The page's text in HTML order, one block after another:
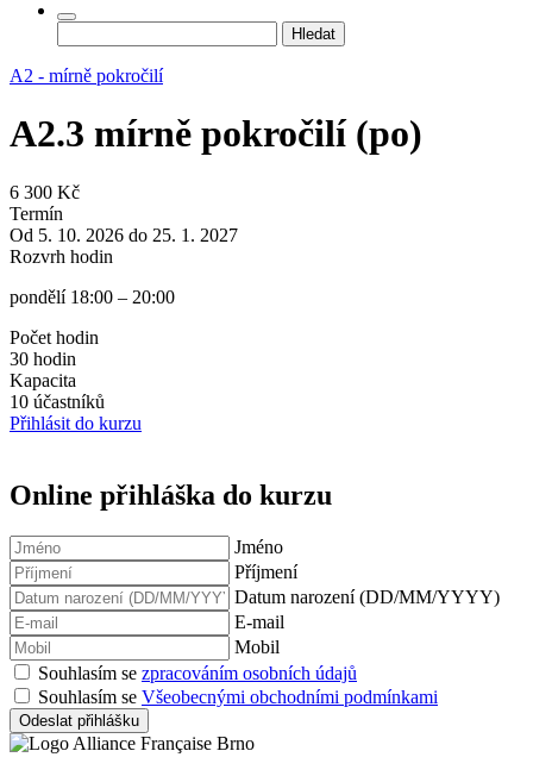
A2 - mírně pokročilí
A2.3 mírně pokročilí (po)
6 300 Kč
Termín
Od 5. 10. 2026 do 25. 1. 2027
Rozvrh hodin
pondělí 18:00 – 20:00
Počet hodin
30 hodin
Kapacita
10 účastníků
Přihlásit do kurzu
Online přihláška do kurzu
Jméno
Příjmení
Datum narození (DD/MM/YYYY)
E-mail
Mobil
Souhlasím se zpracováním osobních údajů
Souhlasím se Všeobecnými obchodními podmínkami